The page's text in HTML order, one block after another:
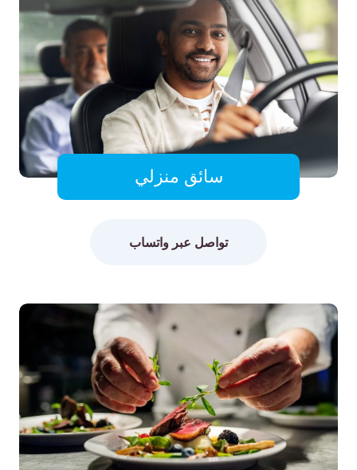
سائق منزلي
تواصل عبر واتساب